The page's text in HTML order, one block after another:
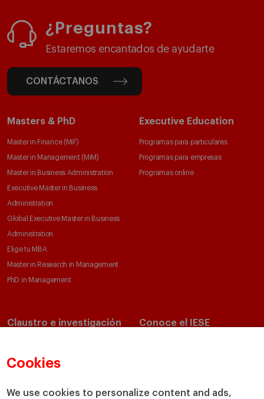
Cookies
We use cookies to personalize content and ads,
¿Preguntas?
Estaremos encantados de ayudarte
CONTÁCTANOS
Masters & PhD
Master in Finance (MiF)
Master in Management (MiM)
Master in Business Administration
Executive Master in Business
Administration
Global Executive Master in Business
Administration
Elige tu MBA
Master in Research in Management
PhD in Management
Executive Education
Programas para particulares
Programas para empresas
Programas online
Claustro e investigación
Departamentos académicos
Cátedras
Conoce el IESE
Nuestro impacto